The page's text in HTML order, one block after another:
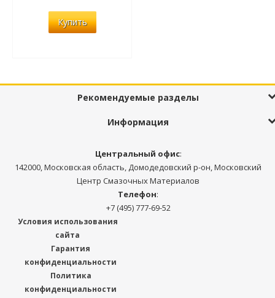
Купить
Рекомендуемые разделы
Информация
Центральный офис:
142000, Московская область, Домодедовский р-он, Московский
Центр Смазочных Материалов
Телефон:
+7 (495) 777-69-52
Условия использования
сайта
Гарантия
конфиденциальности
Политика
конфиденциальности